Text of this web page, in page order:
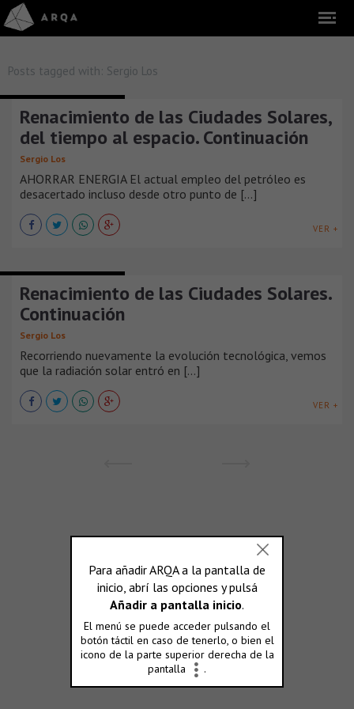
Posts tagged with: Sergio Los
Renacimiento de las Ciudades Solares,
del tiempo al espacio. Continuación
Sergio Los
AHORRAR ENERGIA El actual empleo del petróleo es
desacertado incluso desde otro punto de [...]
VER +
Renacimiento de las Ciudades Solares.
Continuación
Sergio Los
Recorriendo nuevamente la evolución tecnológica, vemos
que la radiación solar entró en [...]
VER +